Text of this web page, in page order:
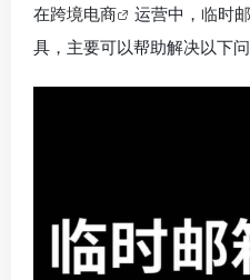
在跨境电商 运营中， 临时
具，主要可以帮助解决以下问